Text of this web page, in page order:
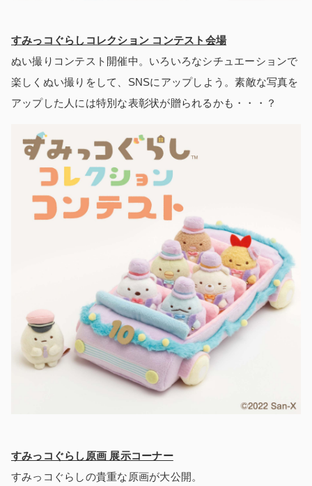
すみっコぐらしコレクション コンテスト会場
ぬい撮りコンテスト開催中。いろいろなシチュエーションで
楽しくぬい撮りをして、SNSにアップしよう。素敵な写真を
アップした人には特別な表彰状が贈られるかも・・・？
すみっコぐらし原画 展示コーナー
すみっコぐらしの貴重な原画が大公開。